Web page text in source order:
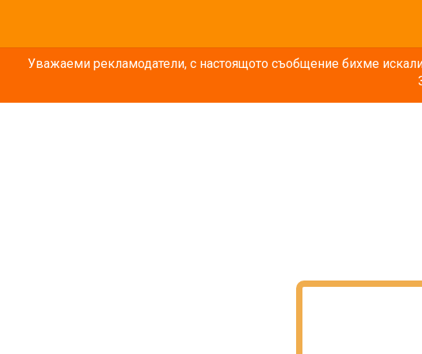
Уважаеми рекламодатели, с настоящото съобщение бихме